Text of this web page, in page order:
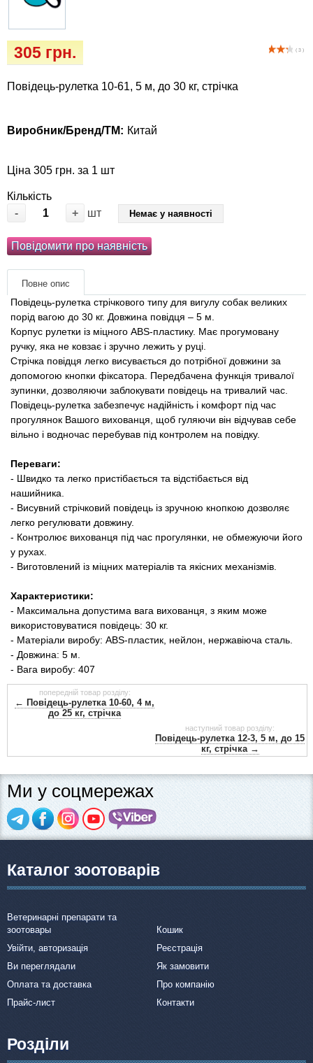
( 3 )
305 грн.
Повідець-рулетка 10-61, 5 м, до 30 кг, стрічка
Виробник/Бренд/ТМ: Китай
Ціна 305 грн. за 1 шт
Кількість
-
+ шт Немає у наявності
Повідомити про наявність
Повне опис
Повідець-рулетка стрічкового типу для вигулу собак великих
порід вагою до 30 кг. Довжина повідця – 5 м.
Корпус рулетки із міцного ABS-пластику. Має прогумовану
ручку, яка не ковзає і зручно лежить у руці.
Стрічка повідця легко висувається до потрібної довжини за
допомогою кнопки фіксатора. Передбачена функція тривалої
зупинки, дозволяючи заблокувати повідець на тривалий час.
Повідець-рулетка забезпечує надійність і комфорт під час
прогулянок Вашого вихованця, щоб гуляючи він відчував себе
вільно і водночас перебував під контролем на повідку.
Переваги:
​​- Швидко та легко пристібається та відстібається від
нашийника.
- Висувний стрічковий повідець із зручною кнопкою дозволяє
легко регулювати довжину.
- Контролює вихованця під час прогулянки, не обмежуючи його
у рухах.
- Виготовлений із міцних матеріалів та якісних механізмів.
Характеристики:
- Максимальна допустима вага вихованця, з яким може
використовуватися повідець: 30 кг.
- Матеріали виробу: ABS-пластик, нейлон, нержавіюча сталь.
- Довжина: 5 м.
- Вага виробу: 407
попередній товар розділу:
← Повідець-рулетка 10-60, 4 м,
до 25 кг, стрічка
наступний товар розділу:
Повідець-рулетка 12-3, 5 м, до 15
кг, стрічка →
Ми у соцмережах
Каталог зоотоварів
Ветеринарні препарати та
зоотовары
Кошик
Увійти, авторизація
Реєстрація
Ви переглядали
Як замовити
Оплата та доставка
Про компанію
Прайс-лист
Контакти
Розділи
для собак
коврики
Миски, автогодівниці, поїлки
Перенесення, сумки, клітини
матеріали
Подарункові сертифікати
Товари для голубів
Товари для гризунів
Товари для коней
Товари для людей
Хозряд - господарчі товари оптом
Популярні зоотоварі
Архів / Знято з виробництва